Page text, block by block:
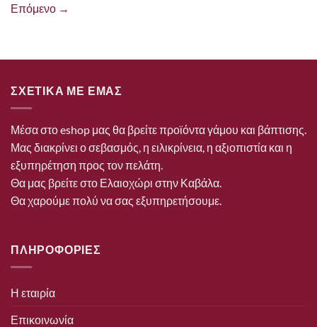
Επόμενο →
ΣΧΕΤΙΚΑ ΜΕ ΕΜΑΣ
Μέσα στο eshop μας θα βρείτε προϊόντα γάμου και βάπτισης.
Μας διακρίνει ο σεβασμός, η ειλικρίνεια, η αξιοπιστία και η
εξυπηρέτηση προς τον πελάτη.
Θα μας βρείτε στο Ελαιοχώρι στην Καβάλα.
Θα χαρούμε πολύ να σας εξυπηρετήσουμε.
ΠΛΗΡΟΦΟΡΙΕΣ
Η εταιρία
Επικοινωνία